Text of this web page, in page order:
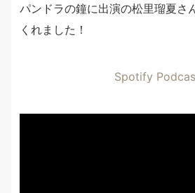
パンドラの鐘に出演の松里瑠夏さ
くれました！
Spotify